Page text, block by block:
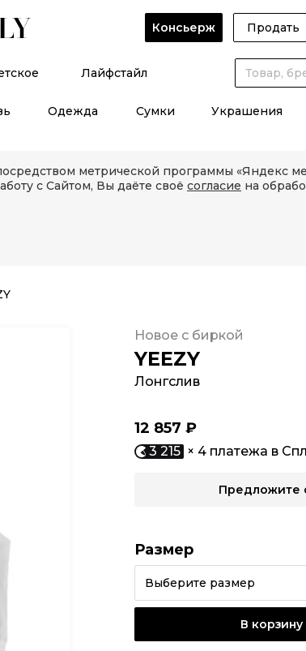
Консьерж Продать
Лайфстайл
Одежда Сумки Украшения
метрической программы «Яндекс
с Сайтом, Вы даёте своё согласие на
YEEZY
Лонгслив
Новое с биркой
12 857 ₽
3 215 × 4 платежа в
Предложите
Размер
Выберите размер
В корзину